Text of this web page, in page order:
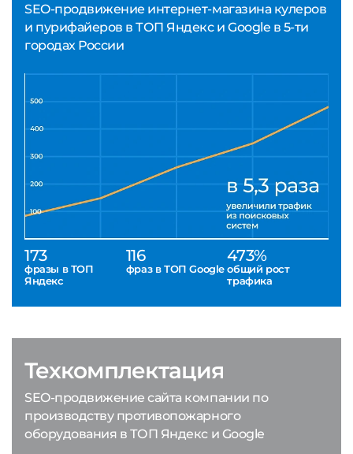
SEO-продвижение интернет-магазина кулеров
и пурифайеров в ТОП Яндекс и Google в 5-ти
городах России
173
фразы в ТОП
Яндекс
116
фраз в ТОП Google
473%
общий рост
трафика
Техкомплектация
SEO-продвижение сайта компании по
производству противопожарного
оборудования в ТОП Яндекс и Google